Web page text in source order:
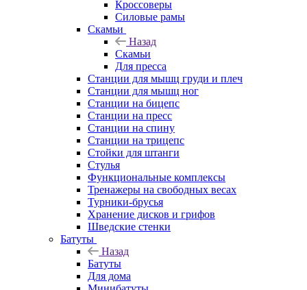
Кроссоверы
Силовые рамы
Скамьи
Назад
Скамьи
Для пресса
Станции для мышц груди и плеч
Станции для мышц ног
Станции на бицепс
Станции на пресс
Станции на спину
Станции на трицепс
Стойки для штанги
Стулья
Функциональные комплексы
Тренажеры на свободных весах
Турники-брусья
Хранение дисков и грифов
Шведские стенки
Батуты
Назад
Батуты
Для дома